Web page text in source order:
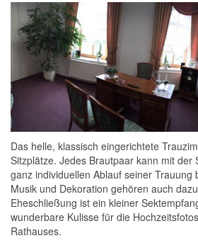
Das helle, klassisch eingerichtete
Sitzplätze. Jedes Brautpaar kann mit der
ganz individuellen Ablauf seiner Trauung
Musik und Dekoration gehören auch
Eheschließung ist ein kleiner
wunderbare Kulisse für die
Rathauses.